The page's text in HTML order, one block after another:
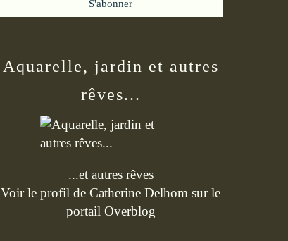
Aquarelle, jardin et autres
rêves...
...et autres rêves
Voir le profil de Catherine Delhom sur le
portail Overblog